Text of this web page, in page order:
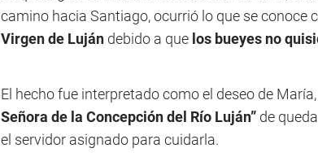
camino hacia Santiago, ocurrió lo que se conoce
Virgen de Luján debido a que los bueyes no
El hecho fue interpretado como el deseo de
Señora de la Concepción del Río Luján” de
el servidor asignado para cuidarla.